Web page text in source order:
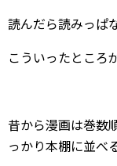
読んだら読みっぱ
こういったところ
昔から漫画は巻数
っかり本棚に並べ